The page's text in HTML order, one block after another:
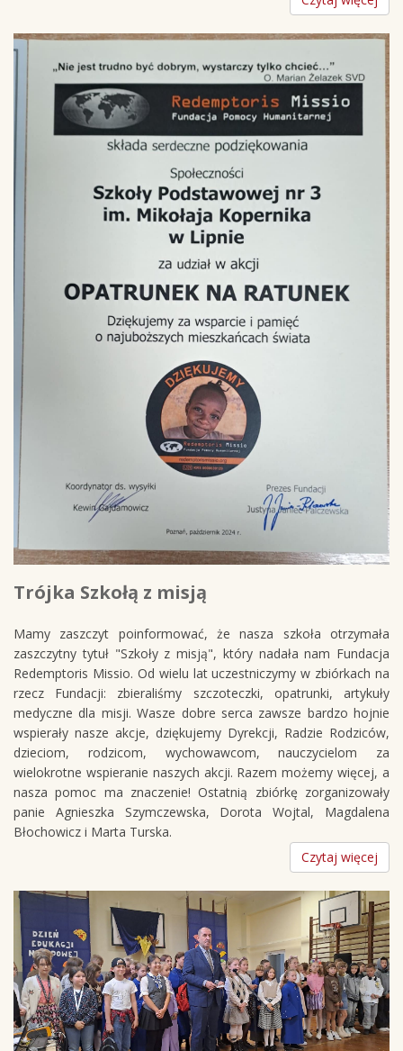
Trójka Szkołą z misją
Mamy zaszczyt poinformować, że nasza szkoła otrzymała
zaszczytny tytuł "Szkoły z misją", który nadała nam Fundacja
Redemptoris Missio. Od wielu lat uczestniczymy w zbiórkach na
rzecz Fundacji: zbieraliśmy szczoteczki, opatrunki, artykuły
medyczne dla misji. Wasze dobre serca zawsze bardzo hojnie
wspierały nasze akcje, dziękujemy Dyrekcji, Radzie Rodziców,
dzieciom, rodzicom, wychowawcom, nauczycielom za
wielokrotne wspieranie naszych akcji. Razem możemy więcej, a
nasza pomoc ma znaczenie! Ostatnią zbiórkę zorganizowały
panie Agnieszka Szymczewska, Dorota Wojtal, Magdalena
Błochowicz i Marta Turska.
Czytaj więcej